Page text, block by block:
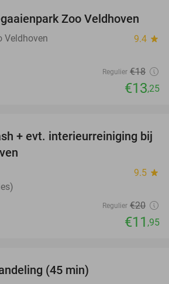
26%
Zoo Veldhoven
Veldhoven 9.4 star
Regulier €18
€13,25
40%
+ evt. interieurreiniging bij
9.5 star
Regulier €20
€11 ,95
(45 min)